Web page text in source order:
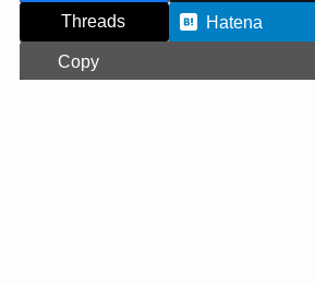
Threads
Hatena
Copy